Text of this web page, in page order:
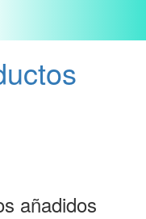
añadidos